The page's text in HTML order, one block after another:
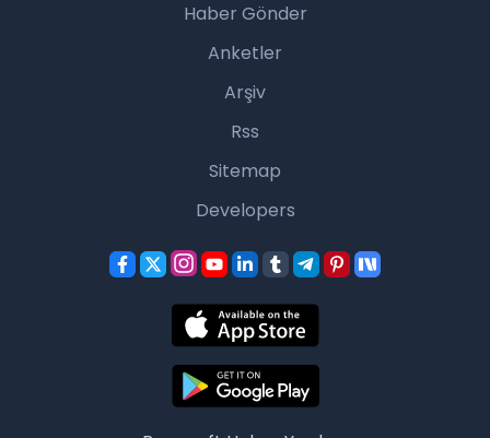
Haber Gönder
Anketler
Arşiv
Rss
Sitemap
Developers